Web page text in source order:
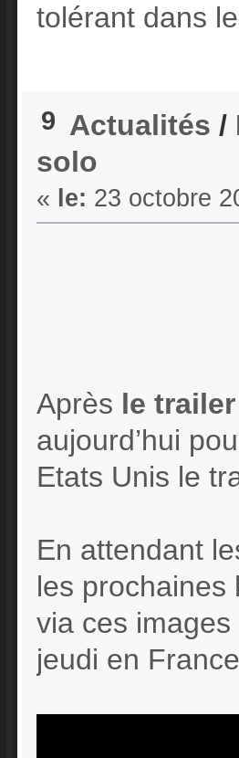
tolérant dans
9 Actualités /
solo
« le: 23 octobre
Après le
aujourd’hui
Etats Unis le
En attendant
les prochaines
via ces
jeudi en